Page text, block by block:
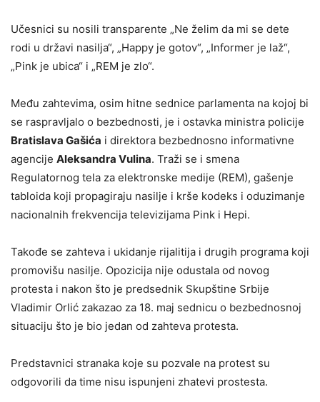
Učesnici su nosili transparente „Ne želim da mi se dete
rodi u državi nasilja“, „Happy je gotov“, „Informer je laž“,
„Pink je ubica“ i „REM je zlo“.
Među zahtevima, osim hitne sednice parlamenta na kojoj bi
se raspravljalo o bezbednosti, je i ostavka ministra policije
Bratislava Gašića i direktora bezbednosno informativne
agencije Aleksandra Vulina. Traži se i smena
Regulatornog tela za elektronske medije (REM), gašenje
tabloida koji propagiraju nasilje i krše kodeks i oduzimanje
nacionalnih frekvencija televizijama Pink i Hepi.
Takođe se zahteva i ukidanje rijalitija i drugih programa koji
promovišu nasilje. Opozicija nije odustala od novog
protesta i nakon što je predsednik Skupštine Srbije
Vladimir Orlić zakazao za 18. maj sednicu o bezbednosnoj
situaciju što je bio jedan od zahteva protesta.
Predstavnici stranaka koje su pozvale na protest su
odgovorili da time nisu ispunjeni zhatevi prostesta.